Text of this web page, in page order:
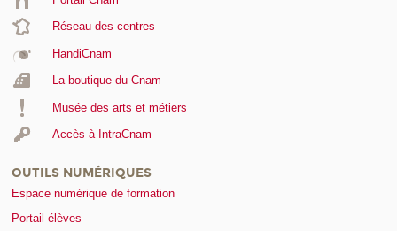
Réseau des centres
HandiCnam
La boutique du Cnam
Musée des arts et métiers
Accès à IntraCnam
OUTILS NUMÉRIQUES
Espace numérique de formation
Portail élèves